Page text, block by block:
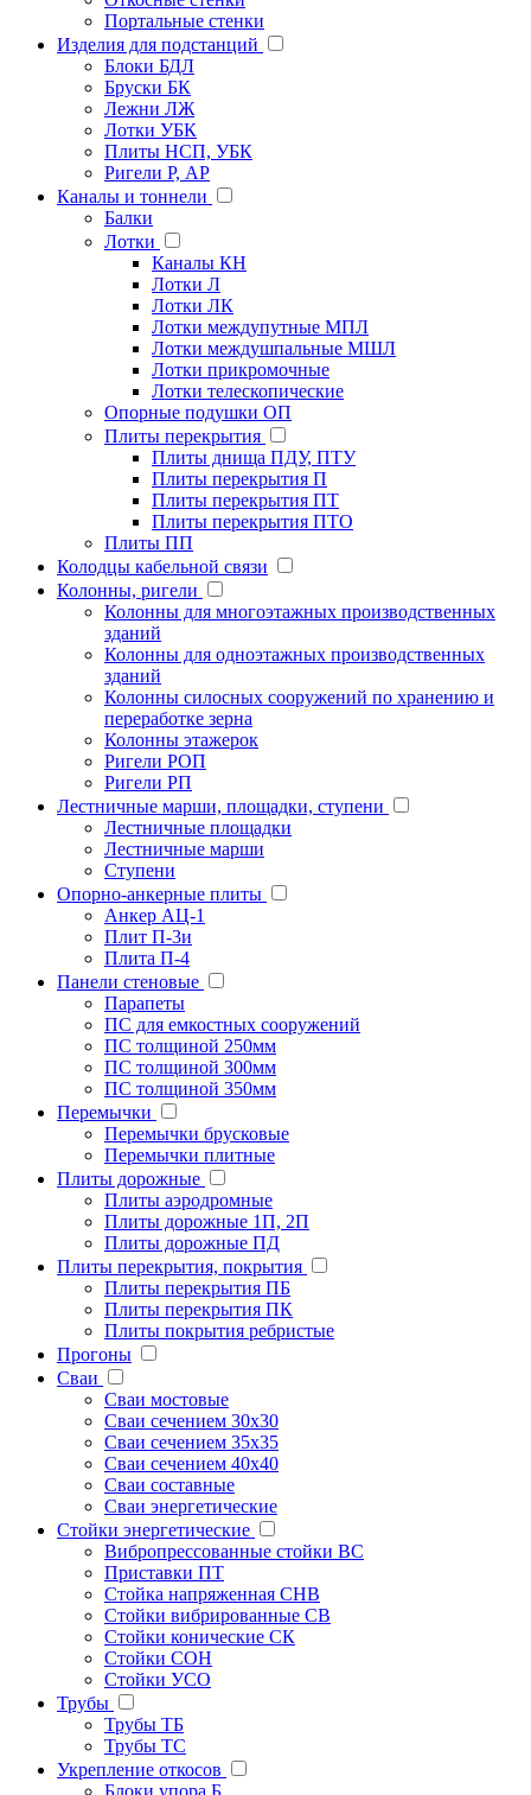
Портальные стенки
Изделия для подстанций
Блоки БДЛ
Бруски БК
Лежни ЛЖ
Лотки УБК
Плиты НСП, УБК
Ригели Р, АР
Каналы и тоннели
Балки
Лотки
Каналы КН
Лотки Л
Лотки ЛК
Лотки междупутные МПЛ
Лотки междушпальные МШЛ
Лотки прикромочные
Лотки телескопические
Опорные подушки ОП
Плиты перекрытия
Плиты днища ПДУ, ПТУ
Плиты перекрытия П
Плиты перекрытия ПТ
Плиты перекрытия ПТО
Плиты ПП
Колодцы кабельной связи
Колонны, ригели
Колонны для многоэтажных производственных
зданий
Колонны для одноэтажных производственных
зданий
Колонны силосных сооружений по хранению и
переработке зерна
Колонны этажерок
Ригели РОП
Ригели РП
Лестничные марши, площадки, ступени
Лестничные площадки
Лестничные марши
Ступени
Опорно-анкерные плиты
Анкер АЦ-1
Плит П-3и
Плита П-4
Панели стеновые
Парапеты
ПС для емкостных сооружений
ПС толщиной 250мм
ПС толщиной 300мм
ПС толщиной 350мм
Перемычки
Перемычки брусковые
Перемычки плитные
Плиты дорожные
Плиты аэродромные
Плиты дорожные 1П, 2П
Плиты дорожные ПД
Плиты перекрытия, покрытия
Плиты перекрытия ПБ
Плиты перекрытия ПК
Плиты покрытия ребристые
Прогоны
Сваи
Сваи мостовые
Сваи сечением 30х30
Сваи сечением 35х35
Сваи сечением 40х40
Сваи составные
Сваи энергетические
Стойки энергетические
Вибропрессованные стойки ВС
Приставки ПТ
Стойка напряженная СНВ
Стойки вибрированные СВ
Стойки конические СК
Стойки СОН
Стойки УСО
Трубы
Трубы ТБ
Трубы ТС
Укрепление откосов
Блоки упора Б